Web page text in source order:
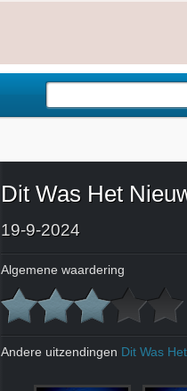
Dit Was Het
19-9-2024
Algemene waardering
Andere uitzendingen Dit Was